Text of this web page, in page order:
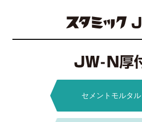
ES-2C工法
ガラスフレーク2層塗り
セメントモルタル
LV(NP) D工法
補強材2プライ積層＋ビニルエステル樹脂
L-UV工法
光硬化型FRPシート